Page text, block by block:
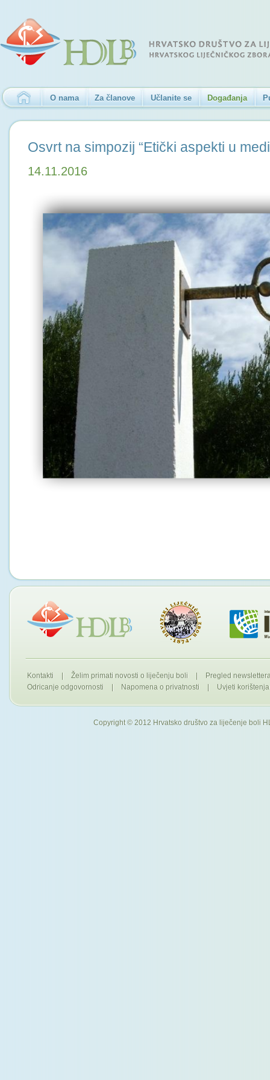
O nama Za članove Učlanite se Događanja
Osvrt na simpozij “Etički aspekti u
14.11.2016
Kontakti Želim primati novosti o liječenju boli
Pregled
Odricanje odgovornosti
Napomena o privatnosti Uvjeti korištenja
Copyright © 2012 Hrvatsko društvo za liječenje boli